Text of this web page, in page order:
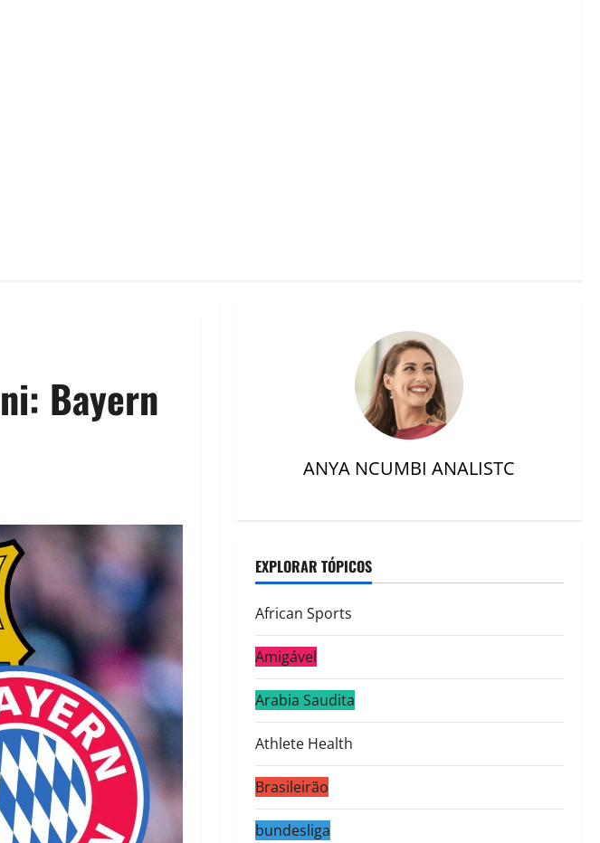
Bayern
ANYA NCUMBI ANALISTC
EXPLORAR TÓPICOS
African Sports
Amigável
Arabia Saudita
Athlete Health
Brasileirão
bundesliga